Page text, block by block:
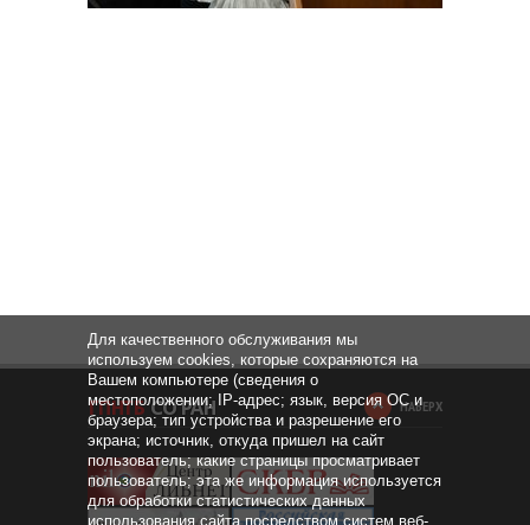
НАВЕРХ
Для качественного обслуживания мы
используем cookies, которые сохраняются на
Вашем компьютере (сведения о
местоположении; IP-адрес; язык, версия ОС и
браузера; тип устройства и разрешение его
экрана; источник, откуда пришел на сайт
пользователь; какие страницы просматривает
пользователь; эта же информация используется
для обработки статистических данных
использования сайта посредством систем веб-